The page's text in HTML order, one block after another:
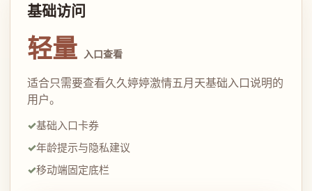
基础访问
轻量 入口查看
适合只需要查看久久婷婷激情五月天基础入口说明的
用户。
基础入口卡券
年龄提示与隐私建议
移动端固定底栏